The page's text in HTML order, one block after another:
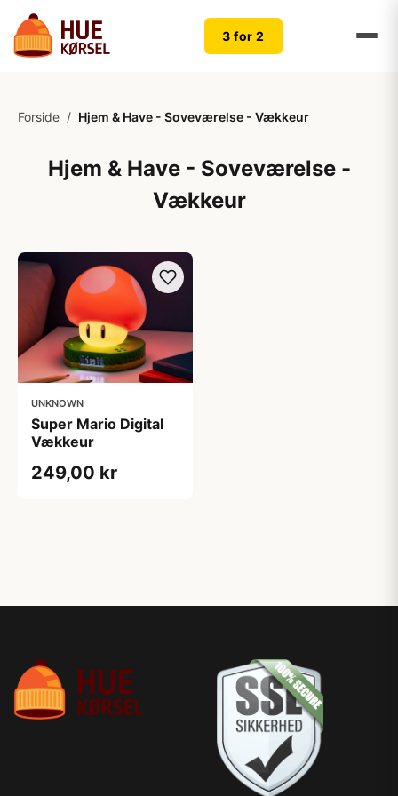
3 for 2
Forside / Hjem & Have - Soveværelse - Vækkeur
Hjem & Have - Soveværelse -
Vækkeur
UNKNOWN
Super Mario Digital
Vækkeur
249,00 kr